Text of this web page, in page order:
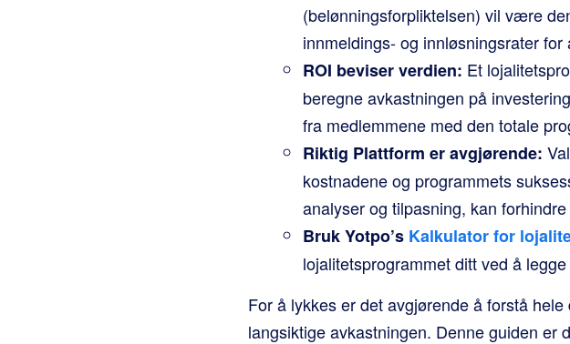
(belønningsforpliktelsen) vil være
innmeldings- og innløsningsrater
ROI beviser verdien: Et
beregne avkastningen på
fra medlemmene med den totale
Riktig Plattform er avgjørende:
kostnadene og programmets
analyser og tilpasning, kan
Bruk Yotpo’s Kalkulator for
lojalitetsprogrammet ditt ved å
For å lykkes er det avgjørende å forstå
langsiktige avkastningen. Denne guiden er